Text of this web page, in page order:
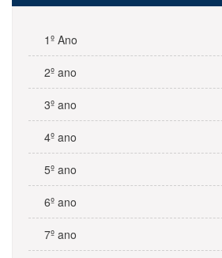
1º Ano
2º ano
3º ano
4º ano
5º ano
6º ano
7º ano